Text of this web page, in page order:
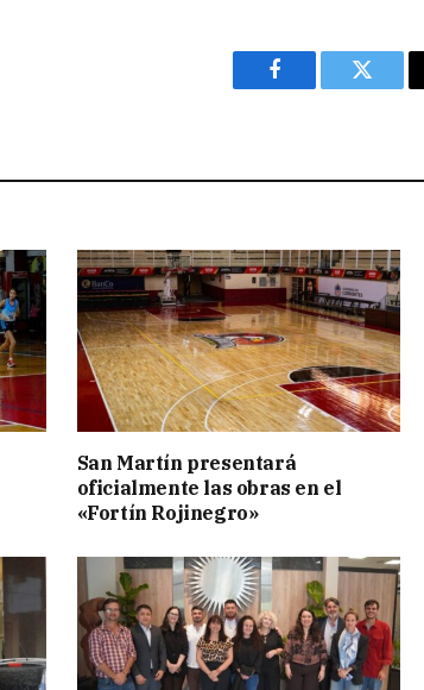
Facebook Twitter
San Martín presentará
oficialmente las obras en el
«Fortín Rojinegro»